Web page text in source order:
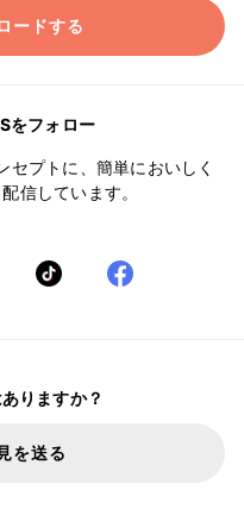
ードする
をフォロー
セプトに、簡単においしく
信しています。
りますか？
を送る